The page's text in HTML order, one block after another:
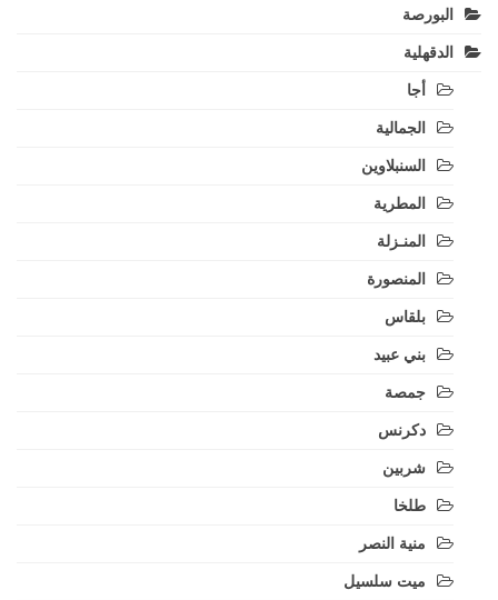
البورصة
الدقهلية
أجا
الجمالية
السنبلاوين
المطرية
المنـزلة
المنصورة
بلقاس
بني عبيد
جمصة
دكرنس
شربين
طلخا
منية النصر
ميت سلسيل